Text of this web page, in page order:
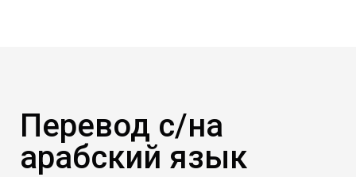
Перевод с/на
арабский язык